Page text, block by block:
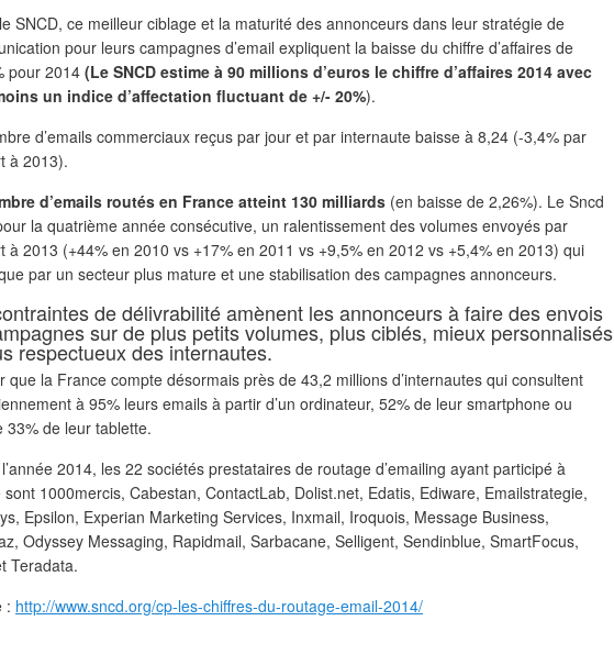
SNCD, ce meilleur ciblage et la maturité des annonceurs dans leur stratégie de
pour leurs campagnes d’email expliquent la baisse du chiffre d’affaires de
pour 2014 (Le SNCD estime à 90 millions d’euros le chiffre d’affaires 2014 avec
un indice d’affectation fluctuant de +/- 20%).
d’emails commerciaux reçus par jour et par internaute baisse à 8,24 (-3,4% par
à 2013).
d’emails routés en France atteint 130 milliards (en baisse de 2,26%). Le Sncd
la quatrième année consécutive, un ralentissement des volumes envoyés par
à 2013 (+44% en 2010 vs +17% en 2011 vs +9,5% en 2012 vs +5,4% en 2013) qui
par un secteur plus mature et une stabilisation des campagnes annonceurs.
de délivrabilité amènent les annonceurs à faire des envois
sur de plus petits volumes, plus ciblés, mieux personnalisés
respectueux des internautes.
que la France compte désormais près de 43,2 millions d’internautes qui consultent
à 95% leurs emails à partir d’un ordinateur, 52% de leur smartphone ou
33% de leur tablette.
2014, les 22 sociétés prestataires de routage d’emailing ayant participé à
sont 1000mercis, Cabestan, ContactLab, Dolist.net, Edatis, Ediware, Emailstrategie,
Epsilon, Experian Marketing Services, Inxmail, Iroquois, Message Business,
Odyssey Messaging, Rapidmail, Sarbacane, Selligent, Sendinblue, SmartFocus,
Teradata.
: http://www.sncd.org/cp-les-chiffres-du-routage-email-2014/​